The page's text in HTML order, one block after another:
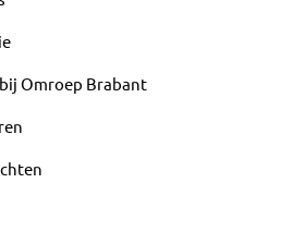
Omroep Brabant